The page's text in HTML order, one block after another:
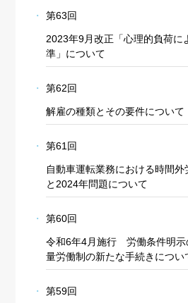
第63回
2023年9月改正「心理的負荷に
準」について
第62回
解雇の種類とその要件について
第61回
自動車運転業務における時間
と2024年問題について
第60回
令和6年4月施行 労働条件明示
量労働制の新たな手続きについ
第59回